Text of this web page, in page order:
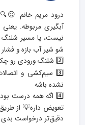
آبگیری مربوطه.
3️⃣ سیم‌کشی و
4️⃣ اگه همه درست
دقیق‌تر درخواست بدی تا از آسیب بیشتر جلوگیری بشه. 👨‍🔧